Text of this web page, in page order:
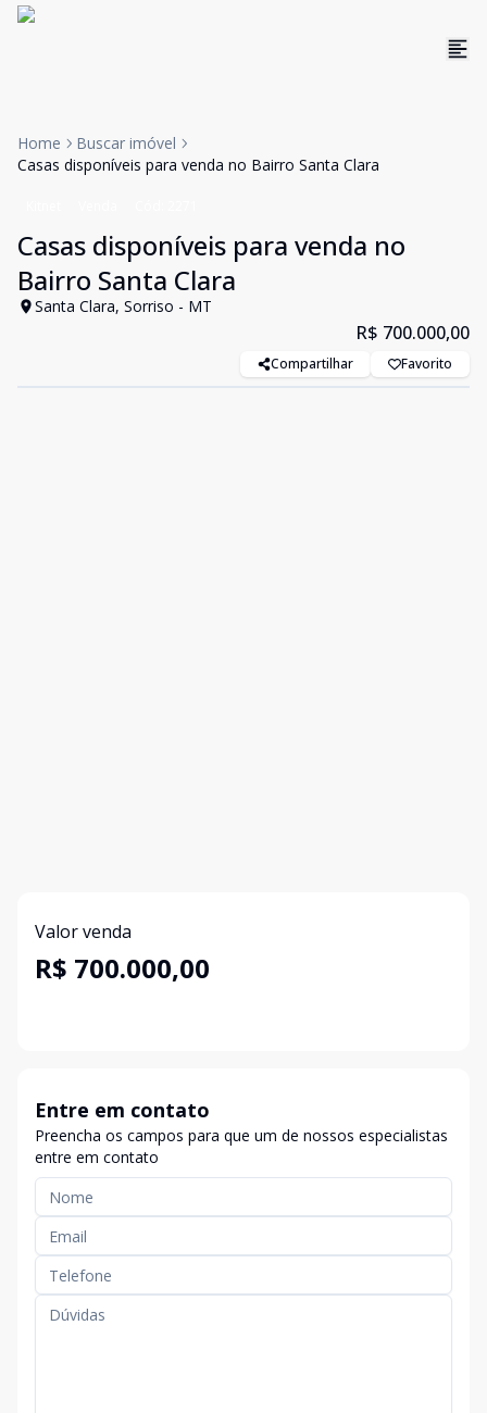
Home
Buscar imóvel
Casas disponíveis para venda no Bairro Santa Clara
Casas disponíveis para venda no
Bairro Santa Clara
Santa Clara, Sorriso - MT
R$ 700.000,00
Compartilhar Favorito
Valor venda
R$ 700.000,00
Entre em contato
Preencha os campos para que um de nossos especialistas
entre em contato